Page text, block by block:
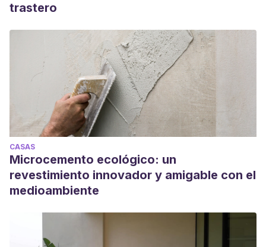
trastero
CASAS
Microcemento ecológico: un
revestimiento innovador y amigable con el
medioambiente